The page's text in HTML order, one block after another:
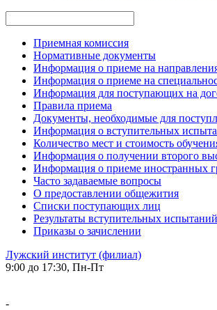
Приемная комиссия
Нормативные документы
Информация о приеме на
Информация о приеме на
Информация для поступающих на
Правила приема
Документы, необходимые для
Информация о вступительных
Количество мест и стоимость
Информация о получении второго
Информация о приеме иностранных
Часто задаваемые вопросы
О предоставлении общежития
Списки поступающих лиц
Результаты вступительных испытаний
Приказы о зачислении
Лужский институт (филиал)
9:00 до 17:30, Пн-Пт
-